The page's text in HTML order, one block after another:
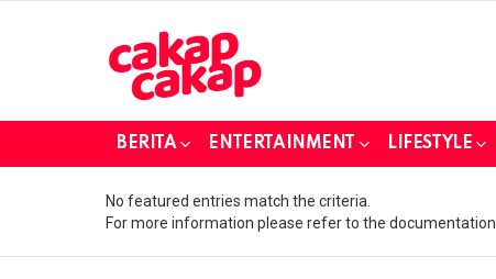
BERITA ENTERTAINMENT LIFESTYLE
No featured entries match the criteria.
For more information please refer to the documentation.